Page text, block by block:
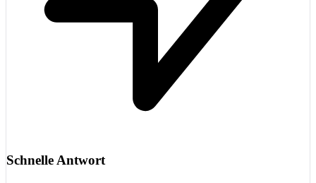
Schnelle Antwort